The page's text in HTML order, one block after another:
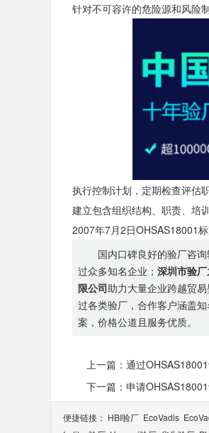
针对不可容许的危险源和风险
执行控制计划，定期检查评估
建立包含组织结构、职责、培
2007年7月2日OHSAS18001
国内口碑良好的验厂咨
过众多知名企业；深圳市验
限公司助力大量企业跨越贸
过各类验厂，合作客户涵盖
案，价格公道且服务优质。
上一篇：通过
下一篇：申请
便捷链接： HBI验厂 EcoVadis